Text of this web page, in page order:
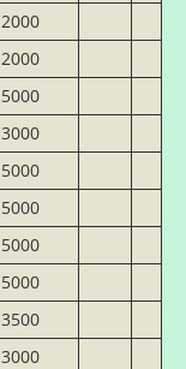
2000
2000
5000
3000
5000
5000
5000
5000
3500
3000